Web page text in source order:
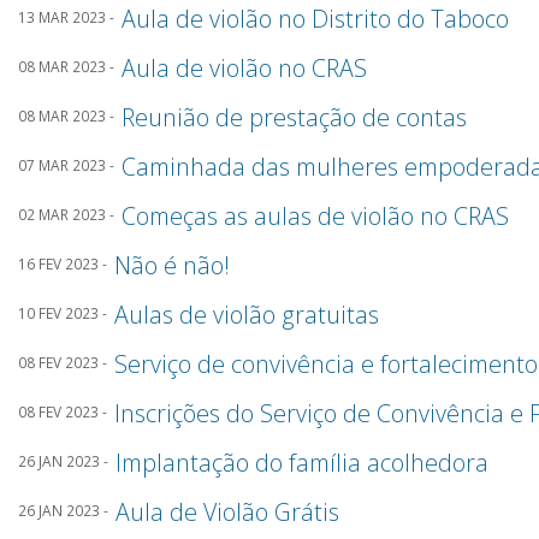
13 MAR 2023 - Aula de violão no Distrito do Taboco
08 MAR 2023 - Aula de violão no CRAS
08 MAR 2023 - Reunião de prestação de contas
07 MAR 2023 - Caminhada das mulheres
02 MAR 2023 - Começas as aulas de violão no CRAS
16 FEV 2023 - Não é não!
10 FEV 2023 - Aulas de violão gratuitas
08 FEV 2023 - Serviço de convivência e
08 FEV 2023 - Inscrições do Serviço de Convivência
26 JAN 2023 - Implantação do família acolhedora
26 JAN 2023 - Aula de Violão Grátis